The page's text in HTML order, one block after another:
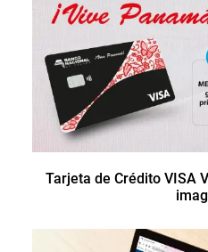
Tarjeta de Crédito VISA